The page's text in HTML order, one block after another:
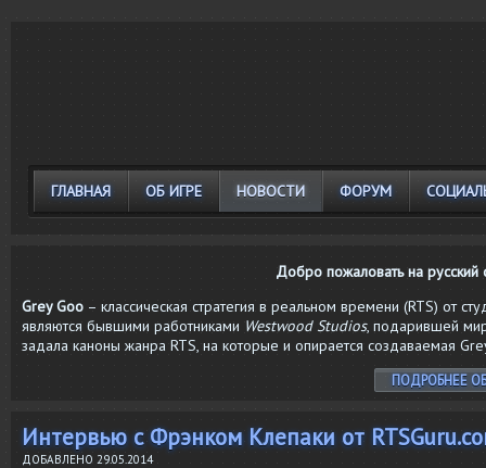
ГЛАВНАЯ ОБ ИГРЕ НОВОСТИ ФОРУМ
Добро пожаловать на русский
Grey Goo – классическая стратегия в реальном времени (RTS) от
являются бывшими работниками Westwood Studios, подарившей
задала каноны жанра RTS, на которые и опирается создаваемая
ПОДРОБНЕЕ
Интервью с Фрэнком Клепаки от
ДОБАВЛЕНО 29.05.2014